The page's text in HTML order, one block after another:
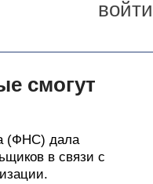
войти
смогут
(ФНС) дала
в связи с